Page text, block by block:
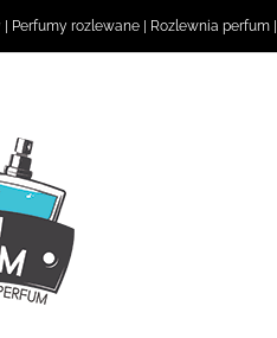
Perfumy rozlewane Rozlewnia perfum